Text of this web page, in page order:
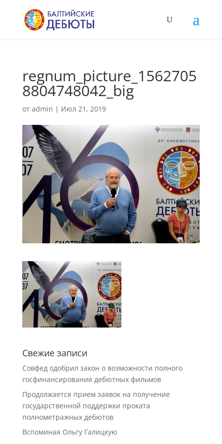
regnum_picture_1562705
8804748042_big
от admin | Июл 21, 2019
Свежие записи
Совфед одобрил закон о возможности полного
госфинансирования дебютных фильмов
Продолжается прием заявок на получение
государственной поддержки проката
полнометражных дебютов
Вспоминая Ольгу Галицкую